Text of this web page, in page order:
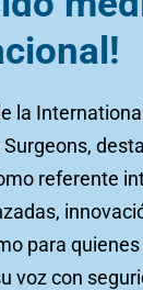
la
referente
para
voz con